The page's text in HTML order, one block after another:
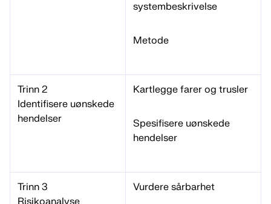
systembeskrivelse
Metode
Trinn 2
Identifisere uønskede
hendelser
Kartlegge farer og trusler
Spesifisere uønskede
hendelser
Trinn 3
Risikoanalyse
Vurdere sårbarhet